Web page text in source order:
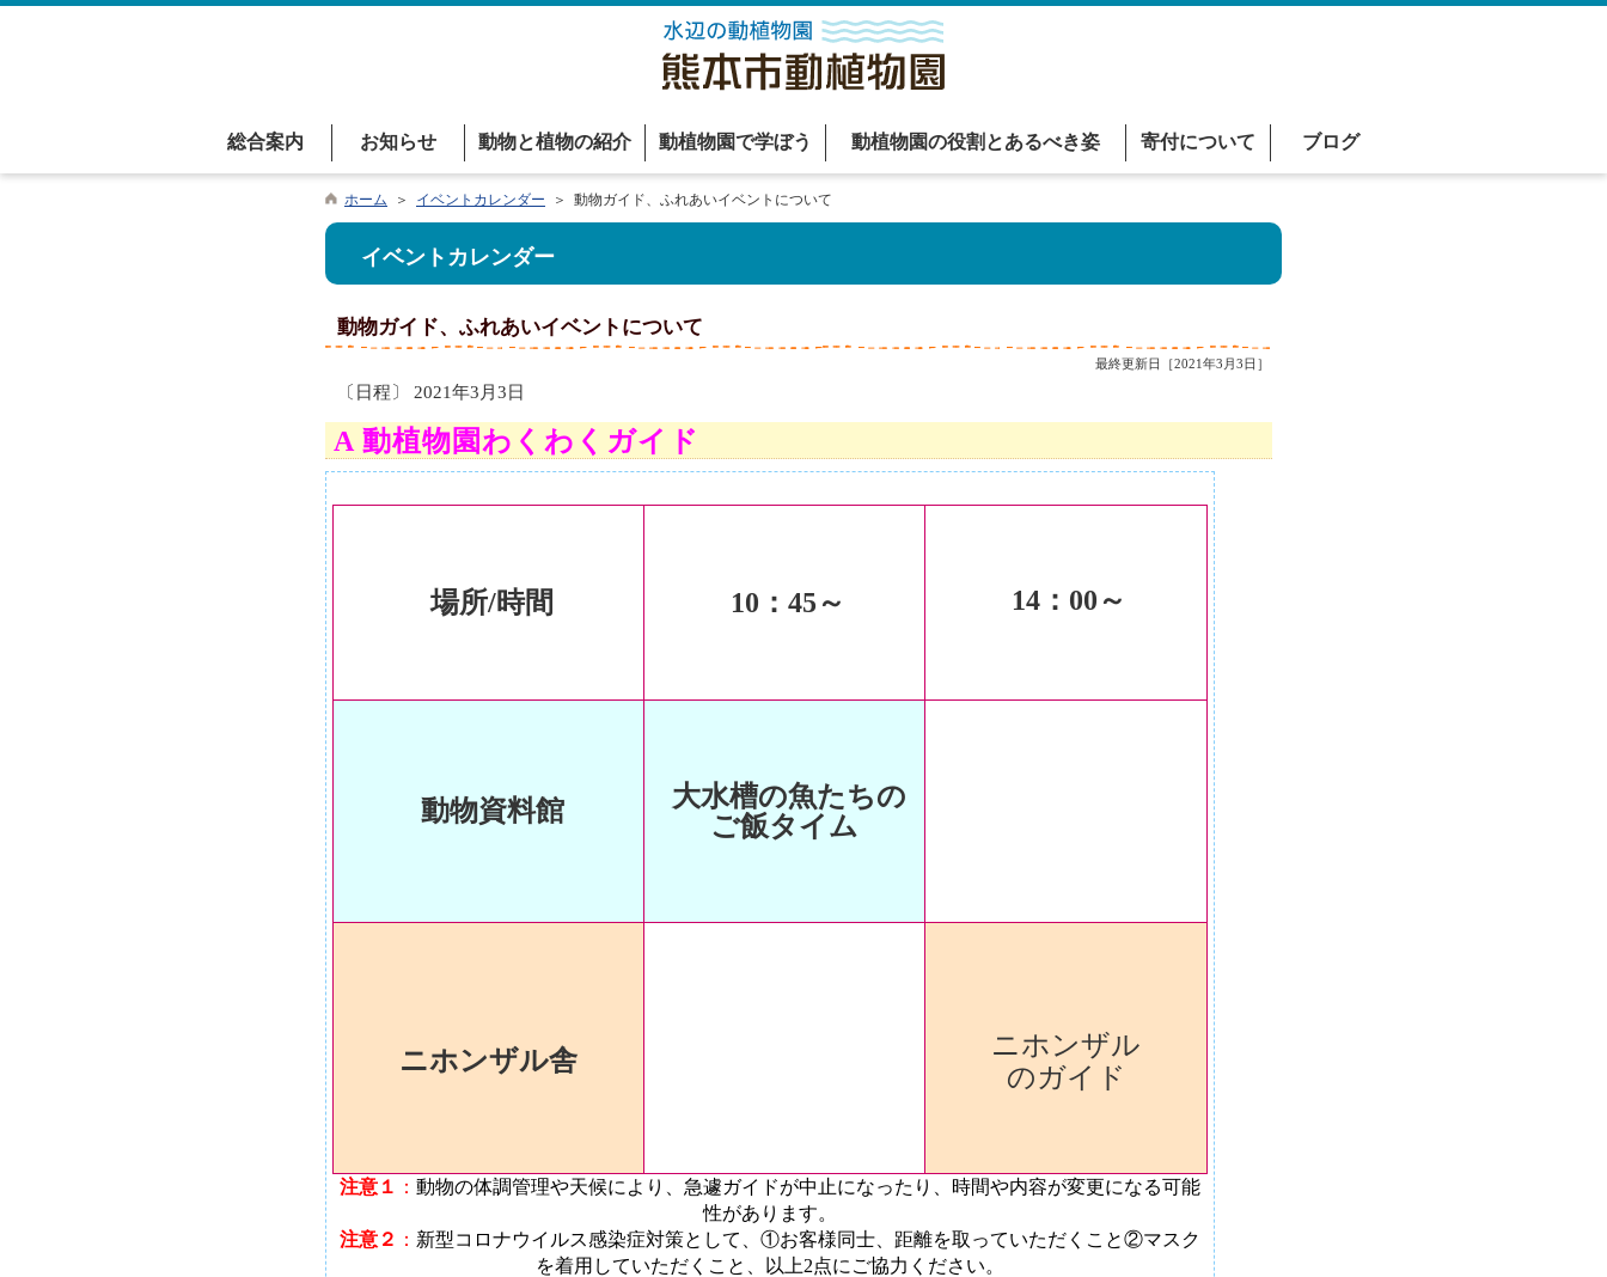
総合案内 お知らせ 動物と植物の紹介 動植物園で学ぼう 動植物園の役割とあるべき姿 寄付について ブログ
ホーム ＞ イベントカレンダー ＞ 動物ガイド、ふれあいイベントについて
イベントカレンダー
動物ガイド、ふれあいイベントについて
最終更新日［2021年3月3日］
〔日程〕 2021年3月3日
A 動植物園わくわくガイド
場所/時間 10 ：45～ 14：00～
動物資料館
大水槽の魚たちの
ご飯タイム
ニホンザル舎
ニホンザル
のガイド
注意１ ： 動物の体調管理や天候により、急遽ガイドが中止になったり、時間や内容が変更になる可能
性があります。
注意２ ： 新型コロナウイルス感染症対策として、①お客様同士、距離を取っていただくこと②マスク
を着用していただくこと、以上2点にご協力ください。